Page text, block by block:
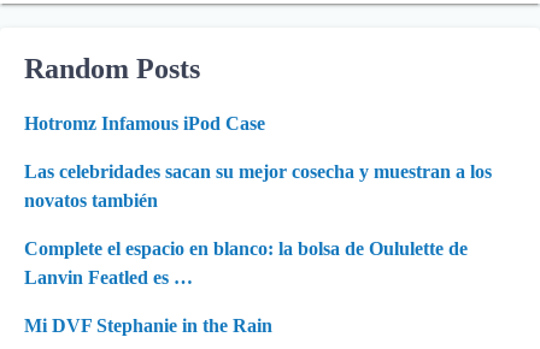
Random Posts
Hotromz Infamous iPod Case
Las celebridades sacan su mejor cosecha y muestran a los
novatos también
Complete el espacio en blanco: la bolsa de Oululette de
Lanvin Featled es …
Mi DVF Stephanie in the Rain